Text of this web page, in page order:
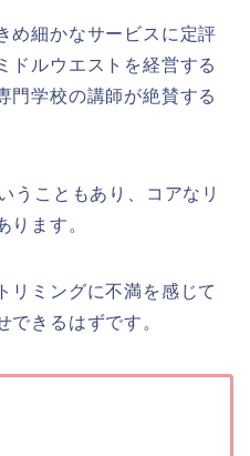
め細かなサービスに定評
ドルウエストを経営する
門学校の講師が絶賛する
うこともあり、コアなリ
ります。
リミングに不満を感じて
できるはずです。